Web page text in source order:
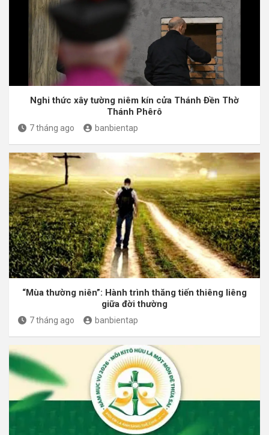
Nghi thức xây tường niêm kín cửa Thánh Đền Thờ
Thánh Phêrô
7 tháng ago banbientap
“Mùa thường niên”: Hành trình thăng tiến thiêng liêng
giữa đời thường
7 tháng ago banbientap